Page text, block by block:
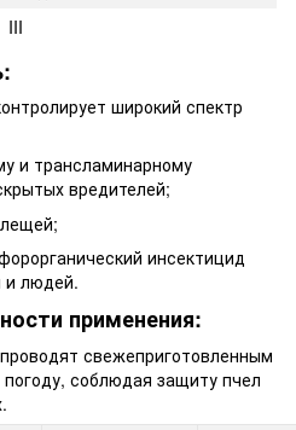
III
широкий спектр
и трансламинарному
вредителей;
инсектицид
людей.
применения:
свежеприготовленным
соблюдая защиту пчел